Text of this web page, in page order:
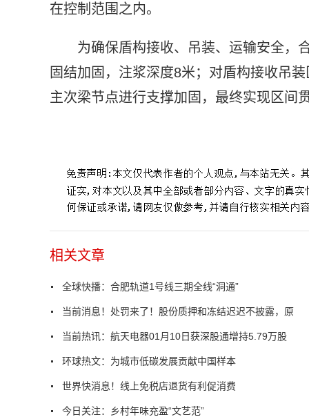
在控制范围之内。
为确保盾构接收、吊装、运输安全，
固结加固，注浆深度8米；对盾构接收吊
主次梁节点进行支撑加固，最终实现区间
相关文章
全球快播：合肥轨道1号线三期全线“洞通”
当前消息！处罚来了！股份质押和冻结迟迟不披露，原
当前热讯：航天电器01月10日获深股通增持5.79万股
环球热文：为城市低碳发展贡献中国样本
世界快消息！线上免税店退货有利促消费
今日关注：乡村年味充盈“文艺范”